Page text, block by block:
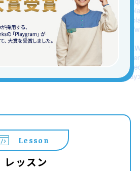
Lesson
レッスン